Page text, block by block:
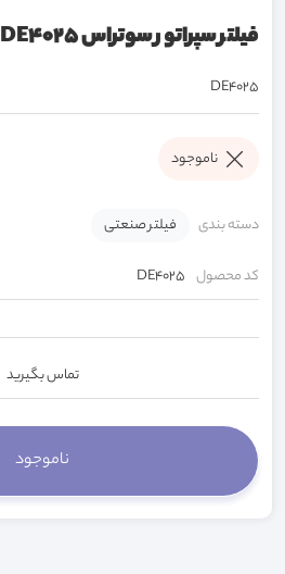
فیلتر سپراتور سوتراس DE4025
DE4025
ناموجود
دسته بندی فیلتر صنعتی
کد محصول DE4025
تماس بگیرید